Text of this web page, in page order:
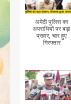
अमेठी पुलिस का
अपराधियों पर बड़ा
प्रहार, चार हुए
गिरफ्तार